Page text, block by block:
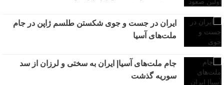
ایران در جست و جوی شکستن طلسم ژاپن در جام
ملت‌های آسیا
جام ملت‌های آسیا| ایران به سختی و لرزان از سد
سوریه گذشت